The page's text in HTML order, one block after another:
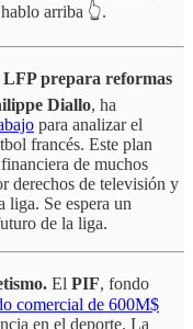
arriba 👆.
LFP prepara reformas
Diallo, ha
para analizar el
francés. Este plan
de muchos
derechos de televisión y
liga. Se espera un
de la liga.
El PIF, fondo
comercial de 600M$
en el deporte. La